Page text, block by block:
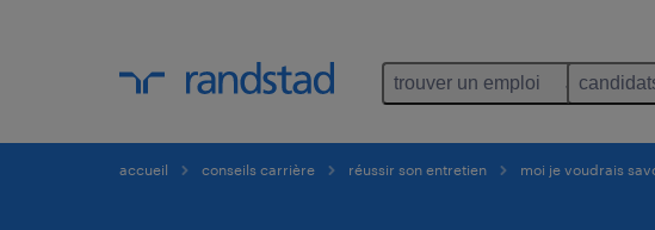
trouver un emploi
accueil conseils carrière réussir son entretien moi je voudrais